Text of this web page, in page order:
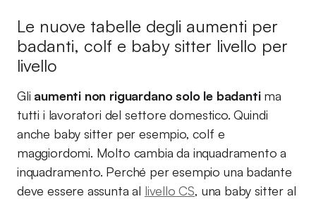
Le nuove tabelle degli aumenti per
badanti, colf e baby sitter livello per
livello
Gli aumenti non riguardano solo le badantima
tutti i lavoratori del settore domestico. Quindi
anche baby sitter per esempio, colf e
maggiordomi. Molto cambia da inquadramento a
inquadramento. Perché per esempio una badante
deve essere assunta al livello CS, una baby sitter al